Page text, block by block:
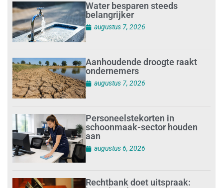
Water besparen steeds
belangrijker
augustus 7, 2026
Aanhoudende droogte raakt
ondernemers
augustus 7, 2026
Personeelstekorten in
schoonmaak-sector houden
aan
augustus 6, 2026
Rechtbank doet uitspraak: